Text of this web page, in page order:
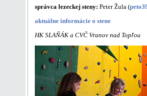
správca lezeckej steny: Peter Žula (
aktuálne informácie o stene
HK SLAŇÁK a CVČ Vranov nad Topľou